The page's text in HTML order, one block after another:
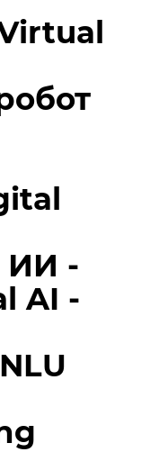
ИИ -
AI -